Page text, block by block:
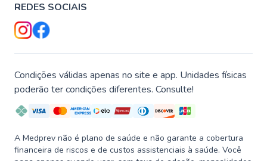
REDES SOCIAIS
Condições válidas apenas no site e app. Unidades físicas
poderão ter condições diferentes. Consulte!
A Medprev não é plano de saúde e não garante a cobertura
financeira de riscos e de custos assistenciais à saúde. Você